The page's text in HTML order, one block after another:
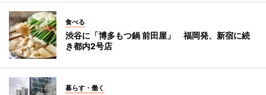
食べる
渋谷に「博多もつ鍋 前田屋」 福岡発、新宿に続
き都内2号店
暮らす・働く